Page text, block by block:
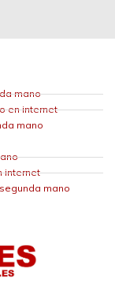
mano
en internet
mano
internet
mano